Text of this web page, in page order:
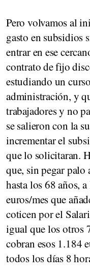
Pero volvamos al
gasto en subsidios
entrar en ese
contrato de fijo
estudiando un
administración, y
trabajadores y no
se salieron con la
incrementar el
que lo solicitaran.
que, sin pegar palo
hasta los 68 años,
euros/mes que
coticen por el
igual que los otros
cobran esos 1.184
todos los días 8